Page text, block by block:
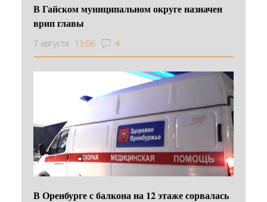
В Гайском муниципальном округе назначен
врип главы
7 августа 13:06 4
В Оренбурге с балкона на 12 этаже сорвалась